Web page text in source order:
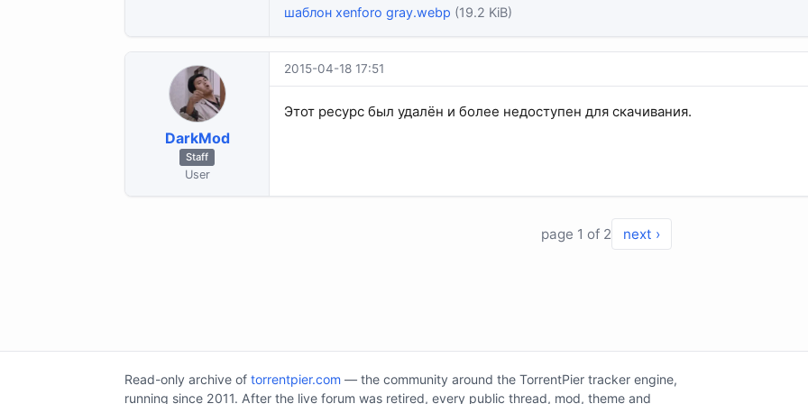
шаблон xenforo gray.webp (19.2 KiB)
DarkMod
Staff
User
2015-04-18 17:51
Этот ресурс был удалён и более недоступен для скачивания.
page 1 of 2 next ›
Read-only archive of torrentpier.com — the community around the TorrentPier tracker engine,
running since 2011. After the live forum was retired, every public thread, mod, theme and